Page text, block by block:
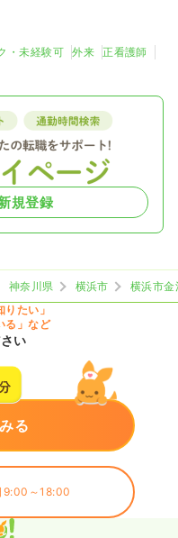
・未経験可 外来
正看護師
規登録
神奈川県 横浜市
横浜市金
りたい」
る」など
い
る
9:00～18:00